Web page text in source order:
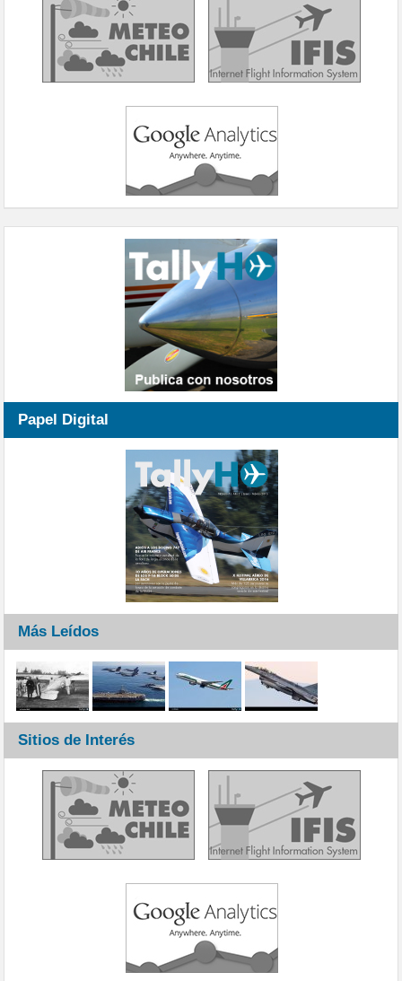
Papel Digital
Más Leídos
Sitios de Interés